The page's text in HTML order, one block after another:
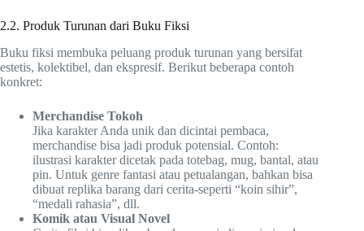
2.2. Produk Turunan dari Buku Fiksi
Buku fiksi membuka peluang produk turunan yang bersifat
estetis, kolektibel, dan ekspresif. Berikut beberapa contoh
konkret:
Merchandise Tokoh
Jika karakter Anda unik dan dicintai pembaca,
merchandise bisa jadi produk potensial. Contoh:
ilustrasi karakter dicetak pada totebag, mug, bantal, atau
pin. Untuk genre fantasi atau petualangan, bahkan bisa
dibuat replika barang dari cerita-seperti “koin sihir”,
“medali rahasia”, dll.
Komik atau Visual Novel